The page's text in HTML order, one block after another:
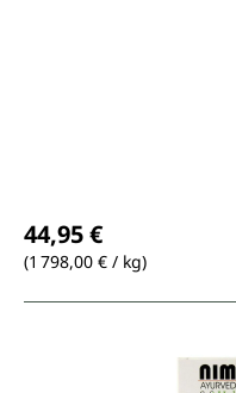
44,95 €
(1 798,00 € / kg)